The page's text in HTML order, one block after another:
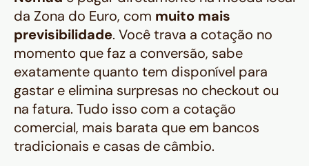
da Zona do Euro, com muito mais
previsibilidade. Você trava a cotação no
momento que faz a conversão, sabe
exatamente quanto tem disponível para
gastar e elimina surpresas no checkout ou
na fatura. Tudo isso com a cotação
comercial, mais barata que em bancos
tradicionais e casas de câmbio.